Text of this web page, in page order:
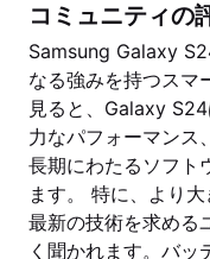
コミュニティの
Samsung Galaxy
なる強みを持つスマ
見ると、Galaxy
力なパフォーマンス
長期にわたるソフト
ます。 特に、より
最新の技術を求める
く聞かれます。バッ